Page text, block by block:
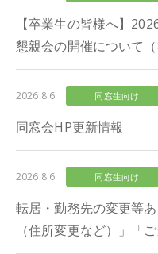
【卒業生の皆様へ】
懇親会の開催について
2026.8.6 同窓生向け
同窓会HP更新情報
2026.8.6 同窓生向け
転居・勤務先の変更等
（住所変更など）」「